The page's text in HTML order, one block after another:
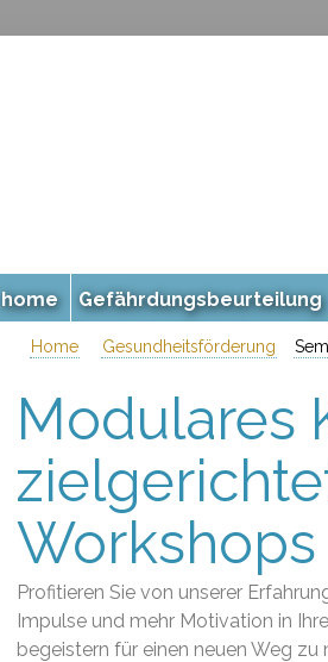
home Gefährdungsbeurteilung
Home Gesundheitsförderung
Modulares
Workshops
Profitieren Sie von unserer
Impulse und mehr Motivation in
begeistern für einen neuen Weg